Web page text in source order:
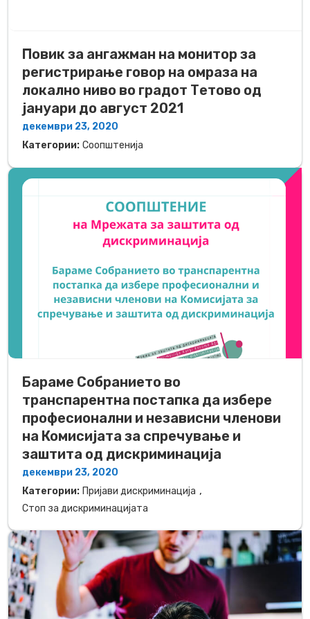
Повик за ангажман на монитор за
регистрирање говор на омраза на
локално ниво во градот Тетово од
јануари до август 2021
декември 23, 2020
Категории: Соопштенија
Бараме Собранието во
транспарентна постапка да избере
професионални и независни членови
на Комисијата за спречување и
заштита од дискриминација
декември 23, 2020
Категории: Пријави дискриминација ,
Стоп за дискриминацијата